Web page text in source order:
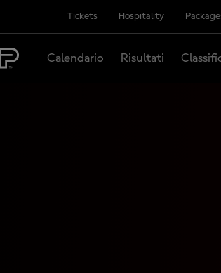
Tickets Hospitality
Calendario Risultati